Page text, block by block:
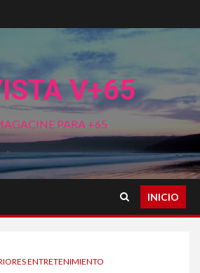
V+65
PARA +65
INICIO
ENTRETENIMIENTO